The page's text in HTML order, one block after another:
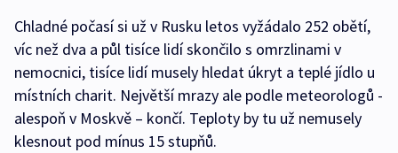
Chladné počasí si už v Rusku letos vyžádalo 252 obětí,
víc než dva a půl tisíce lidí skončilo s omrzlinami v
nemocnici, tisíce lidí musely hledat úkryt a teplé jídlo u
místních charit. Největší mrazy ale podle meteorologů -
alespoň v Moskvě – končí. Teploty by tu už nemusely
klesnout pod mínus 15 stupňů.